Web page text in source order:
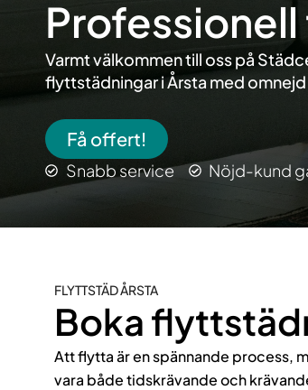
Varmt välkommen till oss på
flyttstädningar i Årsta med
Få offert!
Snabb service Nöjd-kund
FLYTTSTÄD ÅRSTA
Boka
Att flytta är en spännande process,
vara både tidskrävande och